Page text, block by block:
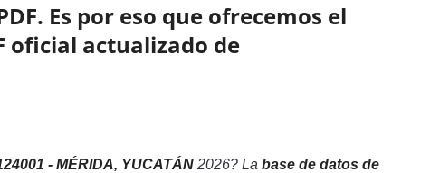
Es por eso que ofrecemos el
oficial actualizado de
- MÉRIDA, YUCATÁN2026? La base de datos de